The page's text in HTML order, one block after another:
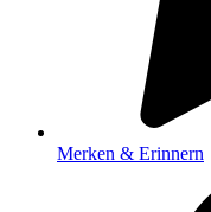
Merken & Erinnern